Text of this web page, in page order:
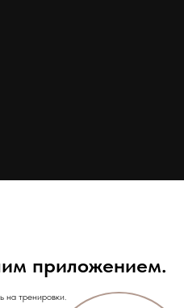
приложением.
на тренировки.